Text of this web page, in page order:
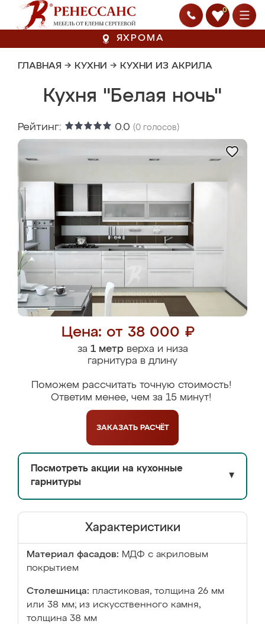
0
ЯХРОМА
ГЛАВНАЯ → КУХНИ → КУХНИ ИЗ АКРИЛА
Кухня "Белая ночь"
Рейтинг: 0.0 (0 голосов)
Цена: от 38 000 ₽
за 1 метрверха и низа
гарнитура в длину
Поможем рассчитать точную стоимость!
Ответим менее, чем за 15 минут!
ЗАКАЗАТЬ РАСЧЁТ
Посмотреть акции на кухонные
гарнитуры
▼
Характеристики
Материал фасадов: МДФ с акриловым
покрытием
Столешница: пластиковая, толщина 26 мм
или 38 мм; из искусственного камня,
толщина 38 мм